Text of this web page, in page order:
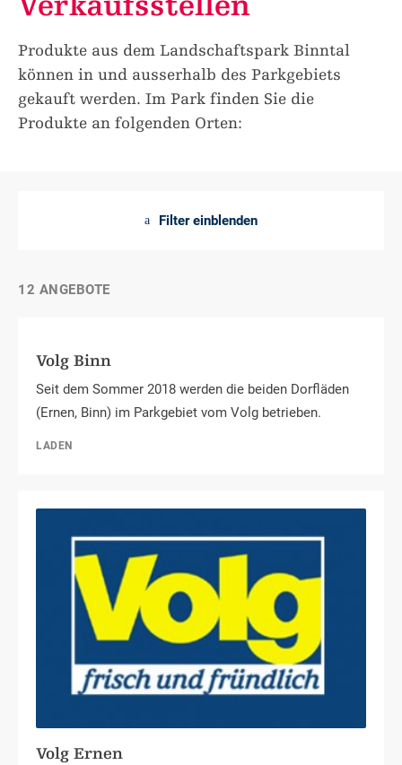
Produkte aus dem Landschaftspark Binntal
können in und ausserhalb des Parkgebiets
gekauft werden. Im Park finden Sie die
Produkte an folgenden Orten:
a Filter einblenden
12 ANGEBOTE
Volg Binn
Seit dem Sommer 2018 werden die beiden Dorfläden
(Ernen, Binn) im Parkgebiet vom Volg betrieben.
LADEN
Volg Ernen